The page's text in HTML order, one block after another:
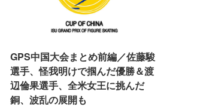
GPS中国大会まとめ前編／佐藤駿
選手、怪我明けで掴んだ優勝＆渡
辺倫果選手、全米女王に挑んだ
銅、波乱の展開も